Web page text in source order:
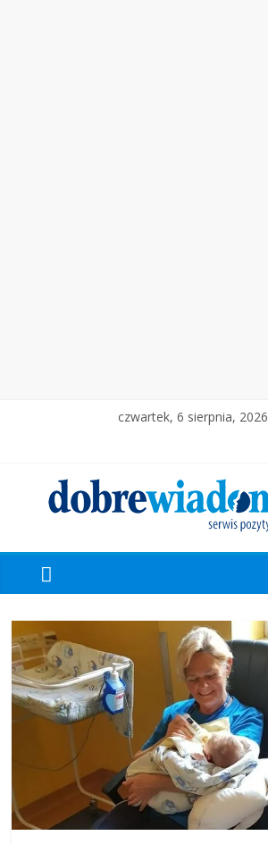
czwartek, 6 sierpnia, 2026